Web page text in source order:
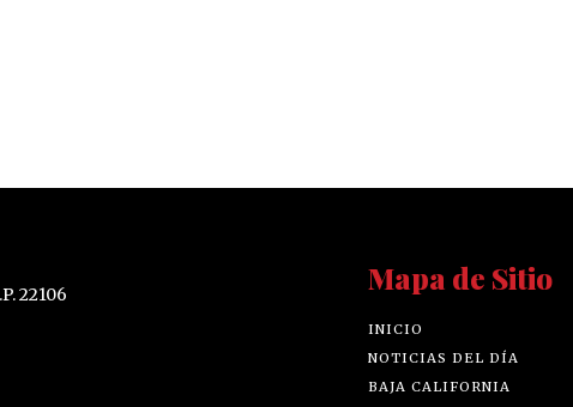
22106
Mapa de Sitio
INICIO
NOTICIAS DEL DÍA
BAJA CALIFORNIA